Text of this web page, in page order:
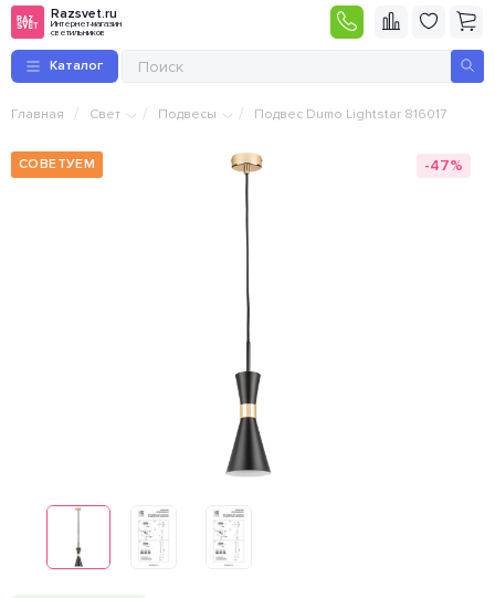
Razsvet.ru
Интернет-магазин
светильников
Каталог
Главная / Свет / Подвесы / Подвес Dumo Lightstar 816017
СОВЕТУЕМ -47%